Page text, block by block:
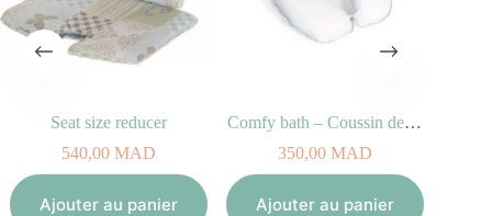
Seat size reducer
540,00MAD
Ajouter au panier
Comfy bath – Coussin de bain évolutif
350,00MAD
Ajouter au panier